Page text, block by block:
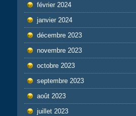
février 2024
janvier 2024
décembre 2023
novembre 2023
octobre 2023
septembre 2023
août 2023
juillet 2023